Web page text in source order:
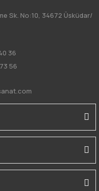
Sk. No:10, 34672 Üsküdar/
36
56